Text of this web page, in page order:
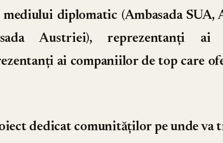
diplomatic (Ambasada SUA,
Austriei), reprezentanți ai
ai companiilor de top care
dedicat comunităților pe unde va